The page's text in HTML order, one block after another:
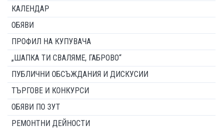
КАЛЕНДАР
ОБЯВИ
ПРОФИЛ НА КУПУВАЧА
„ШАПКА ТИ СВАЛЯМЕ, ГАБРОВО“
ПУБЛИЧНИ ОБСЪЖДАНИЯ И ДИСКУСИИ
ТЪРГОВЕ И КОНКУРСИ
ОБЯВИ ПО ЗУТ
РЕМОНТНИ ДЕЙНОСТИ